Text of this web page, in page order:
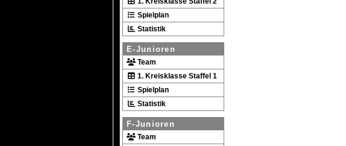
Spielplan
Statistik
E-Junioren
Team
1. Kreisklasse Staffel 1
Spielplan
Statistik
F-Junioren
Team